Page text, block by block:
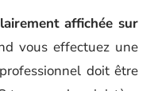
affichée sur
vous effectuez une
doit être